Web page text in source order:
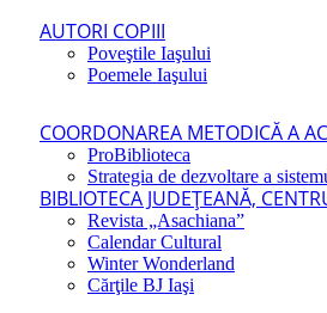
AUTORI COPIII
Poveştile Iaşului
Poemele Iaşului
COORDONAREA METODICĂ A
ProBiblioteca
Strategia de dezvoltare a
BIBLIOTECA JUDEŢEANĂ,
Revista „Asachiana”
Calendar Cultural
Winter Wonderland
Cărţile BJ Iaşi